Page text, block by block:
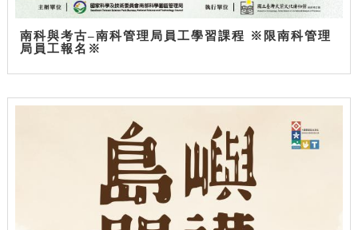
南科與考古–南科管理局員工學習課程 ※限南科管理
局員工報名※